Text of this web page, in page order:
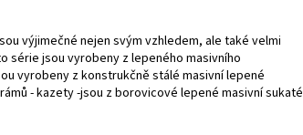
výjimečné nejen svým vzhledem, ale také velmi
série jsou vyrobeny z lepeného masivního
vyrobeny z konstrukčně stálé masivní lepené
- kazety -jsou z borovicové lepené masivní sukaté